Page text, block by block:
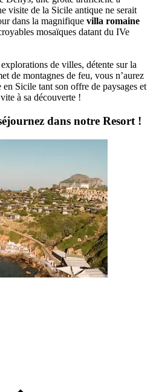
visite de la Sicile antique ne serait
dans la magnifique villa romaine
mosaïques datant du IVe
de villes, détente sur la
de montagnes de feu, vous n’aurez
Sicile tant son offre de paysages et
à sa découverte !
dans notre Resort !